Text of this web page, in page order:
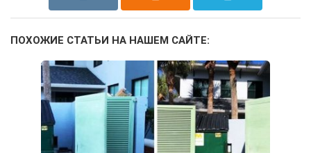
ПОХОЖИЕ СТАТЬИ НА НАШЕМ САЙТЕ: